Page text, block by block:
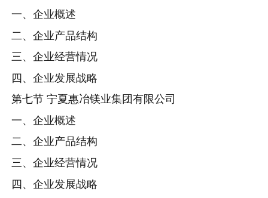
一、企业概述
二、企业产品结构
三、企业经营情况
四、企业发展战略
第七节 宁夏惠冶镁业集团有限公司
一、企业概述
二、企业产品结构
三、企业经营情况
四、企业发展战略